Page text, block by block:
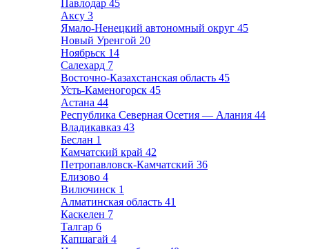
Павлодар 45
Аксу 3
Ямало-Ненецкий автономный округ 45
Новый Уренгой 20
Ноябрьск 14
Салехард 7
Восточно-Казахстанская область 45
Усть-Каменогорск 45
Астана 44
Республика Северная Осетия — Алания 44
Владикавказ 43
Беслан 1
Камчатский край 42
Петропавловск-Камчатский 36
Елизово 4
Вилючинск 1
Алматинская область 41
Каскелен 7
Талгар 6
Капшагай 4